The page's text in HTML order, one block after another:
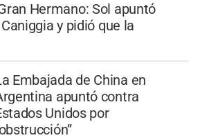
Hermano: Sol apuntó
y pidió que la
Embajada de China en
apuntó contra
Unidos por